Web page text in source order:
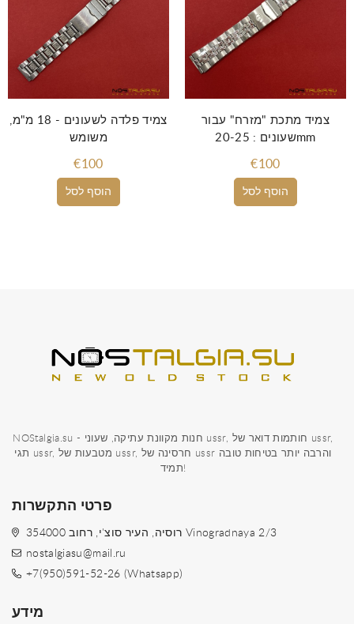
הוסף לסל
צמיד פלדה לשעונים - 18 מ"מ,
משומש
€100
הוסף לסל
צמיד מתכת "מזרח" עבור
שעונים : 20-25mm
€100
NOStalgia.su - חנות מקוונת עתיקה, שעוני ussr, חותמות דואר של ussr,
תגי ussr, מטבעות של ussr, חרסינה של ussr והרבה יותר בטיחות טובה
תמיד!
פרטי התקשרות
354000 רוסיה, העיר סוצ'י, רחוב Vinogradnaya 2/3
nostalgiasu@mail.ru
+7(950)591-52-26 (Whatsapp)
מידע